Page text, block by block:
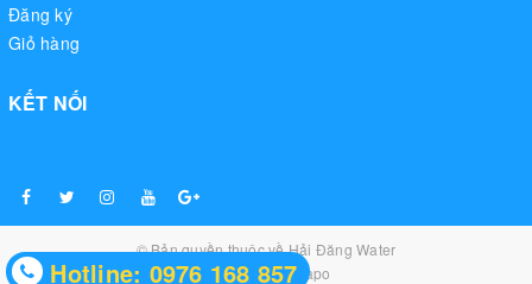
Đăng ký
Giỏ hàng
KẾT NỐI
© Bản quyền thuộc vềHải Đăng Water
Cung cấp bởiSapo
Hotline: 0976 168 857